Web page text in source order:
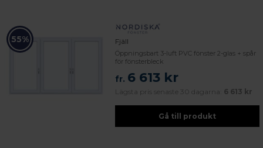
55% Fjäll
Öppningsbart 3-luft PVC fönster 2-glas + spår
för fönsterbleck
fr. 6 613 kr
Lägsta pris senaste 30 dagarna: 6 613 kr
Gå till produkt